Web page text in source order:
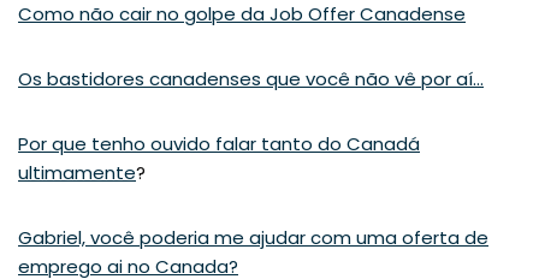
Como não cair no golpe da Job Offer Canadense
Os bastidores canadenses que você não vê por aí…
Por que tenho ouvido falar tanto do Canadá
ultimamente?
Gabriel, você poderia me ajudar com uma oferta de
emprego ai no Canada?